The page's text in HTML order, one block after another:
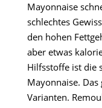
Mayonnaise
schlechtes
den hohen
aber etwas
Hilfsstoffe ist die
Mayonnaise.
Varianten.